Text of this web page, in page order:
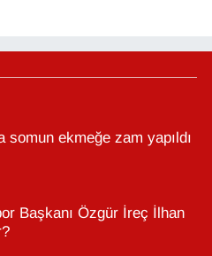
somun ekmeğe zam yapıldı
Başkanı Özgür İreç İlhan